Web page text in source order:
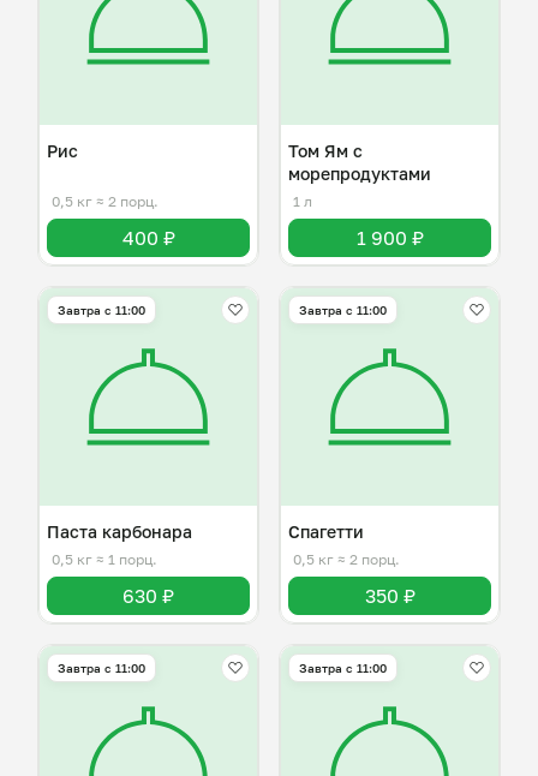
Рис
0,5 кг ≈ 2 порц.
400 ₽
Том Ям с
морепродуктами
1 л
1 900 ₽
Завтра c 11:00
Паста карбонара
0,5 кг ≈ 1 порц.
630 ₽
Завтра c 11:00
Спагетти
0,5 кг ≈ 2 порц.
350 ₽
Завтра c 11:00 Завтра c 11:00